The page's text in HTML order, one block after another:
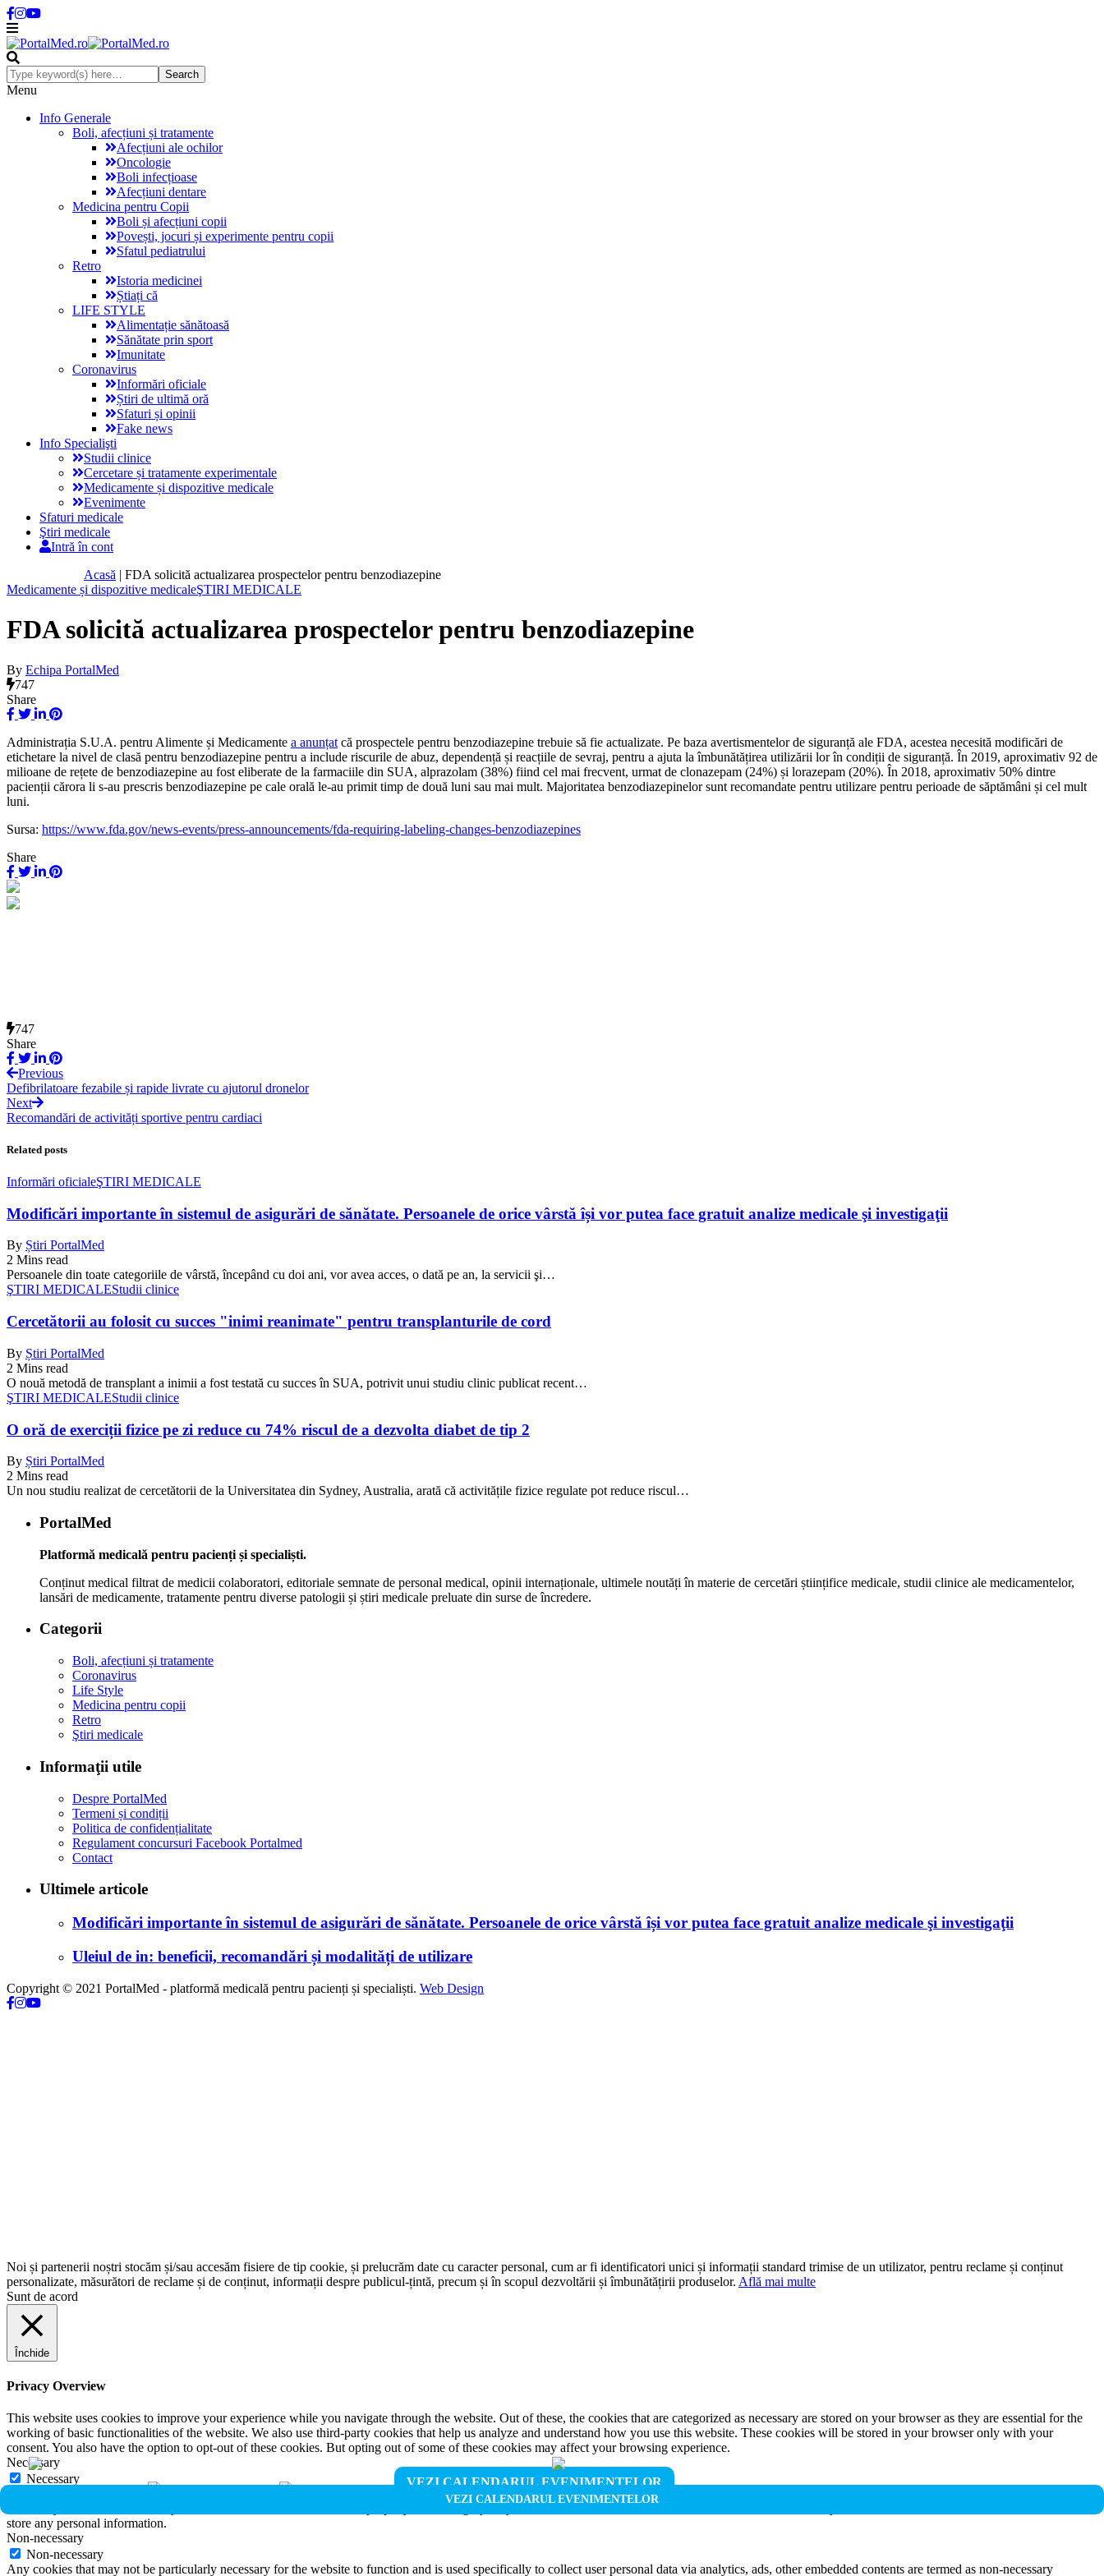
Menu
Info Generale
Boli, afecțiuni și tratamente
Afecțiuni ale ochilor
Oncologie
Boli infecțioase
Afecțiuni dentare
Medicina pentru Copii
Boli și afecțiuni copii
Povești, jocuri și experimente pentru copii
Sfatul pediatrului
Retro
Istoria medicinei
Știați că
LIFE STYLE
Alimentație sănătoasă
Sănătate prin sport
Imunitate
Coronavirus
Informări oficiale
Știri de ultimă oră
Sfaturi și opinii
Fake news
Info Specialişti
Studii clinice
Cercetare și tratamente experimentale
Medicamente și dispozitive medicale
Evenimente
Sfaturi medicale
Ştiri medicale
Intră în cont
Acasă | FDA solicită actualizarea prospectelor pentru benzodiazepine
Medicamente și dispozitive medicaleŞTIRI MEDICALE
FDA solicită actualizarea prospectelor pentru benzodiazepine
By Echipa PortalMed
747
Share
Administrația S.U.A. pentru Alimente și Medicamente a anunțat că prospectele pentru benzodiazepine trebuie să fie actualizate. Pe baza avertismentelor de siguranță ale FDA, acestea necesită modificări de
etichetare la nivel de clasă pentru benzodiazepine pentru a include riscurile de abuz, dependență și reacțiile de sevraj, pentru a ajuta la îmbunătățirea utilizării lor în condiții de siguranță. În 2019, aproximativ 92 de
milioane de rețete de benzodiazepine au fost eliberate de la farmaciile din SUA, alprazolam (38%) fiind cel mai frecvent, urmat de clonazepam (24%) și lorazepam (20%). În 2018, aproximativ 50% dintre
pacienții cărora li s-au prescris benzodiazepine pe cale orală le-au primit timp de două luni sau mai mult. Majoritatea benzodiazepinelor sunt recomandate pentru utilizare pentru perioade de săptămâni și cel mult
luni.
Sursa: https://www.fda.gov/news-events/press-announcements/fda-requiring-labeling-changes-benzodiazepines
Share
VEZI CALENDARUL EVENIMENTELOR
VEZI CALENDARUL EVENIMENTELOR
747
Share
Previous
Defibrilatoare fezabile și rapide livrate cu ajutorul dronelor
Next
Recomandări de activități sportive pentru cardiaci
Related posts
Informări oficialeŞTIRI MEDICALE
Modificări importante în sistemul de asigurări de sănătate. Persoanele de orice vârstă își vor putea face gratuit analize medicale şi investigaţii
By Știri PortalMed
2 Mins read
Persoanele din toate categoriile de vârstă, începând cu doi ani, vor avea acces, o dată pe an, la servicii şi…
ŞTIRI MEDICALEStudii clinice
Cercetătorii au folosit cu succes "inimi reanimate" pentru transplanturile de cord
By Știri PortalMed
2 Mins read
O nouă metodă de transplant a inimii a fost testată cu succes în SUA, potrivit unui studiu clinic publicat recent…
ŞTIRI MEDICALEStudii clinice
O oră de exerciții fizice pe zi reduce cu 74% riscul de a dezvolta diabet de tip 2
By Știri PortalMed
2 Mins read
Un nou studiu realizat de cercetătorii de la Universitatea din Sydney, Australia, arată că activitățile fizice regulate pot reduce riscul…
PortalMed
Platformă medicală pentru pacienți și specialiști.
Conținut medical filtrat de medicii colaboratori, editoriale semnate de personal medical, opinii internaționale, ultimele noutăți în materie de cercetări științifice medicale, studii clinice ale medicamentelor,
lansări de medicamente, tratamente pentru diverse patologii și știri medicale preluate din surse de încredere.
Categorii
Boli, afecțiuni și tratamente
Coronavirus
Life Style
Medicina pentru copii
Retro
Ştiri medicale
Informaţii utile
Despre PortalMed
Termeni și condiții
Politica de confidențialitate
Regulament concursuri Facebook Portalmed
Contact
Ultimele articole
Modificări importante în sistemul de asigurări de sănătate. Persoanele de orice vârstă își vor putea face gratuit analize medicale şi investigaţii
Uleiul de in: beneficii, recomandări și modalități de utilizare
Copyright © 2021 PortalMed - platformă medicală pentru pacienți și specialiști. Web Design
Noi și partenerii noștri stocăm și/sau accesăm fisiere de tip cookie, și prelucrăm date cu caracter personal, cum ar fi identificatori unici și informații standard trimise de un utilizator, pentru reclame și conținut
personalizate, măsurători de reclame și de conținut, informații despre publicul-țintă, precum și în scopul dezvoltării și îmbunătățirii produselor. Află mai multe
Sunt de acord
Închide
Privacy Overview
This website uses cookies to improve your experience while you navigate through the website. Out of these, the cookies that are categorized as necessary are stored on your browser as they are essential for the
working of basic functionalities of the website. We also use third-party cookies that help us analyze and understand how you use this website. These cookies will be stored in your browser only with your
consent. You also have the option to opt-out of these cookies. But opting out of some of these cookies may affect your browsing experience.
Necessary
Necessary
store any personal information.
Non-necessary
Non-necessary
Any cookies that may not be particularly necessary for the website to function and is used specifically to collect user personal data via analytics, ads, other embedded contents are termed as non-necessary